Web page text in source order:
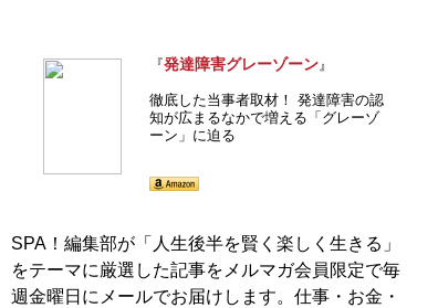
『発達障害グレーゾーン』
徹底した当事者取材！ 発達障害の認
知が広まるなかで増える「グレーゾ
ーン」に迫る
SPA！編集部が「人生後半を賢く楽しく生きる」
をテーマに厳選した記事をメルマガ会員限定で毎
週金曜日にメールでお届けします。仕事・お金・